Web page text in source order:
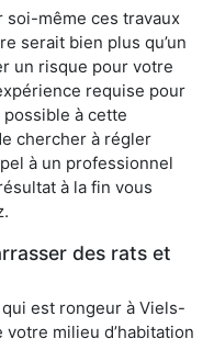
soi-même ces travaux
serait bien plus qu’un
un risque pour votre
requise pour
à cette
chercher à régler
à un professionnel
à la fin vous
des rats et
qui est rongeur à Viels-
milieu d’habitation